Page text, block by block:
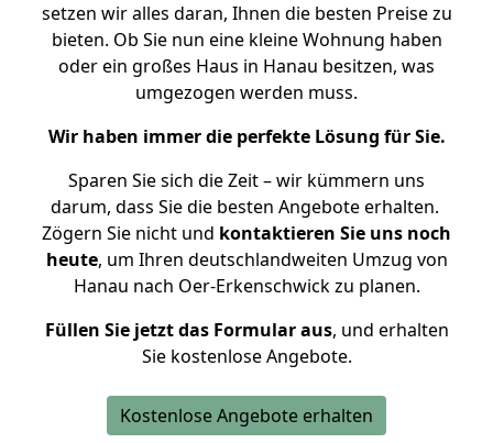
setzen wir alles daran, Ihnen die besten Preise zu
bieten. Ob Sie nun eine kleine Wohnung haben
oder ein großes Haus in Hanau besitzen, was
umgezogen werden muss.
Wir haben immer die perfekte Lösung für Sie.
Sparen Sie sich die Zeit – wir kümmern uns
darum, dass Sie die besten Angebote erhalten.
Zögern Sie nicht und kontaktieren Sie uns noch
heute, um Ihren deutschlandweiten Umzug von
Hanau nach Oer-Erkenschwick zu planen.
Füllen Sie jetzt das Formular aus, und erhalten
Sie kostenlose Angebote.
Kostenlose Angebote erhalten